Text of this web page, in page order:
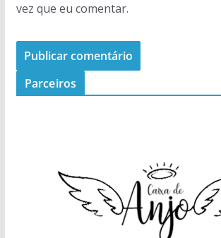
vez que eu comentar.
Parceiros